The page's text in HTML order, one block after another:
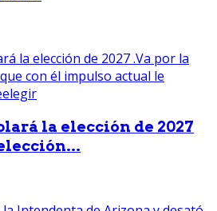
la elección de 2027